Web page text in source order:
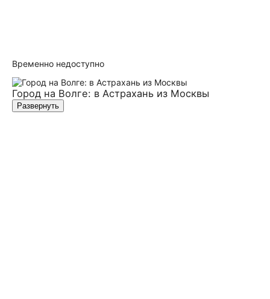
Временно недоступно
Город на Волге: в Астрахань из Москвы
Развернуть